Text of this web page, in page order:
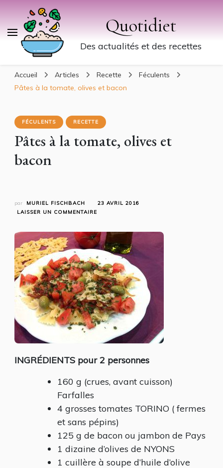
Quotidiet
Des actualités et des recettes
Accueil Articles Recette
Féculents
Pâtes à la tomate, olives et bacon
FÉCULENTS RECETTE
Pâtes à la tomate, olives et
bacon
par MURIEL FISCHBACH
23 AVRIL 2016
LAISSER UN COMMENTAIRE
LA
TOMATE,
OLIVES
ET
BACON
INGRÉDIENTS pour 2 personnes
160 g (crues, avant cuisson)
Farfalles
4 grosses tomates TORINO ( fermes
et sans pépins)
125 g de bacon ou jambon de Pays
1 dizaine d’olives de NYONS
1 cuillère à soupe d’huile d’olive